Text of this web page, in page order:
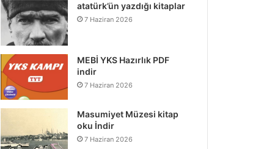
atatürk’ün yazdığı kitaplar
7 Haziran 2026
MEBİ YKS Hazırlık PDF
indir
7 Haziran 2026
Masumiyet Müzesi kitap
oku İndir
7 Haziran 2026